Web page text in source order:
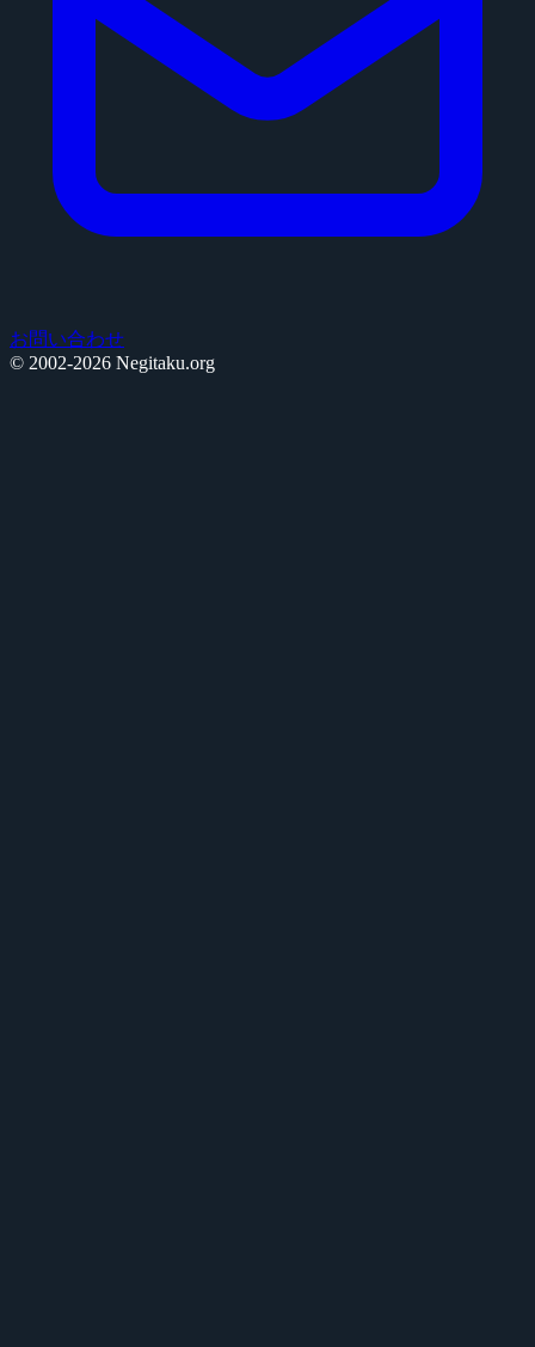
お問い合わせ
© 2002-2026 Negitaku.org